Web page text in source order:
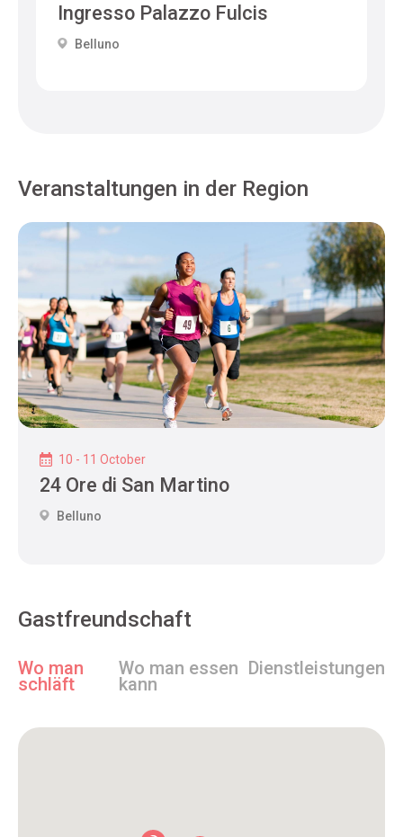
Ingresso Palazzo Fulcis
Belluno
Veranstaltungen in der Region
10 - 11 October
24 Ore di San Martino
Belluno
Gastfreundschaft
Wo man
schläft
Wo man essen
kann
Dienstleistungen